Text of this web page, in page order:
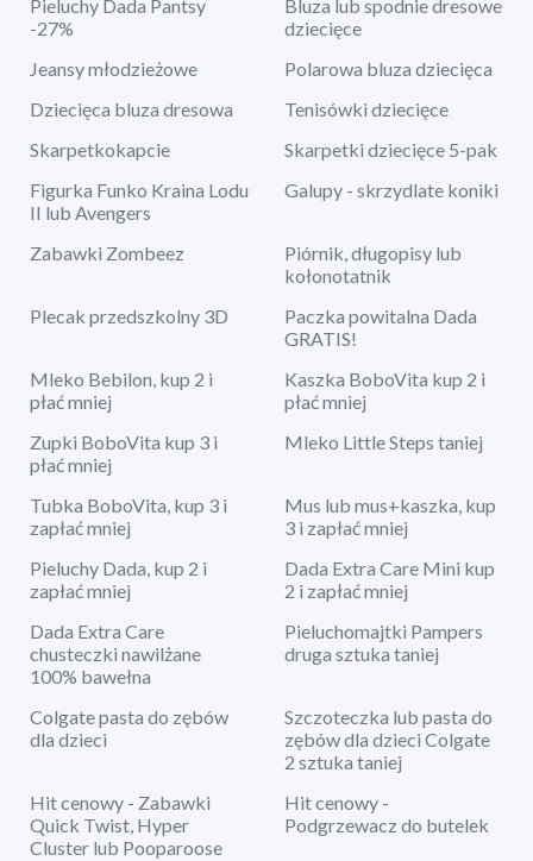
Pieluchy Dada Pantsy
-27%
Bluza lub spodnie dresowe
dziecięce
Jeansy młodzieżowe
Polarowa bluza dziecięca
Dziecięca bluza dresowa
Tenisówki dziecięce
Skarpetkokapcie
Skarpetki dziecięce 5-pak
Figurka Funko Kraina Lodu
II lub Avengers
Galupy - skrzydlate koniki
Zabawki Zombeez
Piórnik, długopisy lub
kołonotatnik
Plecak przedszkolny 3D
Paczka powitalna Dada
GRATIS!
Mleko Bebilon, kup 2 i
płać mniej
Kaszka BoboVita kup 2 i
płać mniej
Zupki BoboVita kup 3 i
płać mniej
Mleko Little Steps taniej
Tubka BoboVita, kup 3 i
zapłać mniej
Mus lub mus+kaszka, kup
3 i zapłać mniej
Pieluchy Dada, kup 2 i
zapłać mniej
Dada Extra Care Mini kup
2 i zapłać mniej
Dada Extra Care
chusteczki nawilżane
100% bawełna
Pieluchomajtki Pampers
druga sztuka taniej
Colgate pasta do zębów
dla dzieci
Szczoteczka lub pasta do
zębów dla dzieci Colgate
2 sztuka taniej
Hit cenowy - Zabawki
Quick Twist, Hyper
Cluster lub Pooparoose
Hit cenowy -
Podgrzewacz do butelek